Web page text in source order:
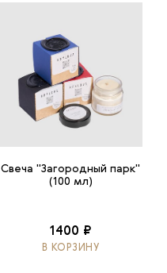
Свеча "Загородный парк"
(100 мл)
1400 ₽
В КОРЗИНУ